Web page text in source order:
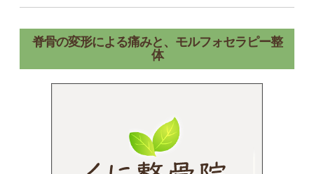
脊骨の変形による痛みと、モルフォセラピー整
体